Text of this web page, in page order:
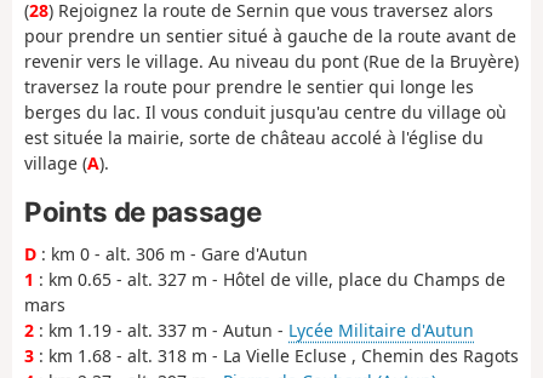
(28) Rejoignez la route de Sernin que vous traversez alors
pour prendre un sentier situé à gauche de la route avant de
revenir vers le village. Au niveau du pont (Rue de la Bruyère)
traversez la route pour prendre le sentier qui longe les
berges du lac. Il vous conduit jusqu'au centre du village où
est située la mairie, sorte de château accolé à l'église du
village (A).
Points de passage
D : km 0 - alt. 306 m - Gare d'Autun
1 : km 0.65 - alt. 327 m - Hôtel de ville, place du Champs de
mars
2 : km 1.19 - alt. 337 m - Autun - Lycée Militaire d'Autun
3 : km 1.68 - alt. 318 m - La Vielle Ecluse , Chemin des Ragots